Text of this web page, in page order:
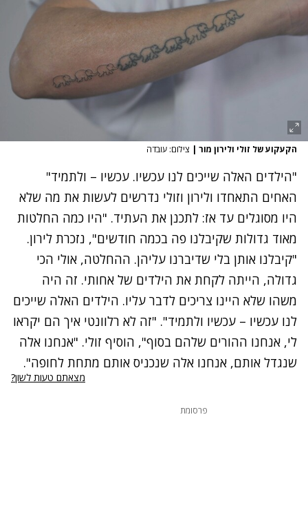
הקעקוע של זולי ולירון מור | צילום: עובדה
"הילדים האלה שייכים לנו עכשיו. עכשיו – ולתמיד"
האחים התאחדו ולירון וזולי נדרשים לעשות את מה שלא
היו מסוגלים עד אז: לתכנן את העתיד. "היו כמה החלטות
מאוד גדולות שקיבלנו פה בכמה חודשים", נזכרת לירון.
"קיבלנו אותן בלי שדיברנו עליהן. ההחלטה, אולי הכי
גדולה, הייתה לקחת את הילדים של אחותי. זה היה
משהו שלא היינו צריכים לדבר עליו. הילדים האלה שייכים
לנו עכשיו – עכשיו ולתמיד". "זה לא רלוונטי איך הם יקראו
לי, אנחנו ההורים שלהם בסוף", הוסיף זולי. "אנחנו אלה
שנגדל אותם, אנחנו אלה שנכניס אותם מתחת לחופה".
מצאתם טעות לשון?
פרסומת